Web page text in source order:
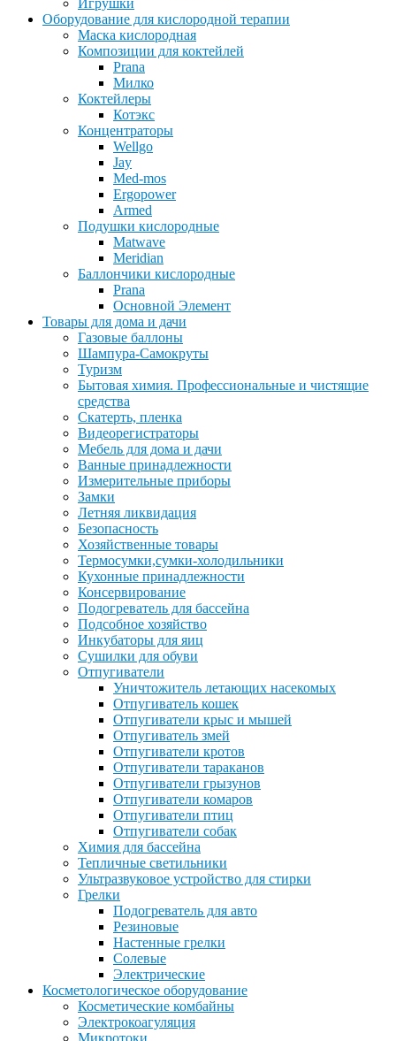
Игрушки
Оборудование для кислородной терапии
Маска кислородная
Композиции для коктейлей
Prana
Милко
Коктейлеры
Котэкс
Концентраторы
Wellgo
Jay
Med-mos
Ergopower
Armed
Подушки кислородные
Matwave
Meridian
Баллончики кислородные
Prana
Основной Элемент
Товары для дома и дачи
Газовые баллоны
Шампура-Самокруты
Туризм
Бытовая химия. Профессиональные и чистящие
средства
Скатерть, пленка
Видеорегистраторы
Мебель для дома и дачи
Ванные принадлежности
Измерительные приборы
Замки
Летняя ликвидация
Безопасность
Хозяйственные товары
Термосумки,сумки-холодильники
Кухонные принадлежности
Консервирование
Подогреватель для бассейна
Подсобное хозяйство
Инкубаторы для яиц
Сушилки для обуви
Отпугиватели
Уничтожитель летающих насекомых
Отпугиватель кошек
Отпугиватели крыс и мышей
Отпугиватель змей
Отпугиватели кротов
Отпугиватели тараканов
Отпугиватели грызунов
Отпугиватели комаров
Отпугиватели птиц
Отпугиватели собак
Химия для бассейна
Тепличные светильники
Ультразвуковое устройство для стирки
Грелки
Подогреватель для авто
Резиновые
Настенные грелки
Солевые
Электрические
Косметологическое оборудование
Косметические комбайны
Электрокоагуляция
Микротоки